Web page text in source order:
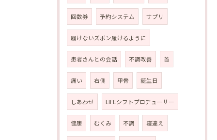
回数券 予約システム サプリ
履けないズボン履けるように
患者さんとの会話 不調改善 首
痛い 右側 甲骨 誕生日
しあわせ LIFEシフトプロヂューサー
健康 むくみ 不調 寝違え